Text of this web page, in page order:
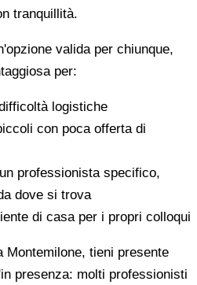
tranquillità.
valida per chiunque,
per:
logistiche
con poca offerta di
professionista specifico,
dove si trova
di casa per i propri colloqui
Montemilone, tieni presente
presenza: molti professionisti